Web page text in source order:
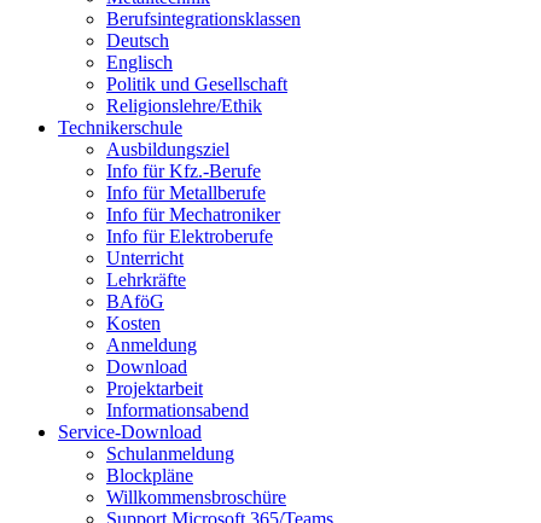
Berufsintegrationsklassen
Deutsch
Englisch
Politik und Gesellschaft
Religionslehre/Ethik
Technikerschule
Ausbildungsziel
Info für Kfz.-Berufe
Info für Metallberufe
Info für Mechatroniker
Info für Elektroberufe
Unterricht
Lehrkräfte
BAföG
Kosten
Anmeldung
Download
Projektarbeit
Informationsabend
Service-Download
Schulanmeldung
Blockpläne
Willkommensbroschüre
Support Microsoft 365/Teams